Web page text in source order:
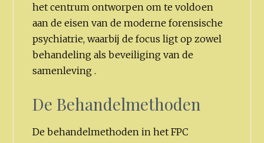
het centrum ontworpen om te voldoen
aan de eisen van de moderne forensische
psychiatrie, waarbij de focus ligt op zowel
behandeling als beveiliging van de
samenleving .
De Behandelmethoden
De behandelmethoden in het FPC